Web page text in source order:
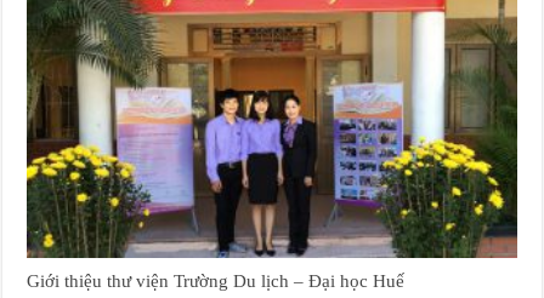
Giới thiệu thư viện Trường Du lịch – Đại học Huế